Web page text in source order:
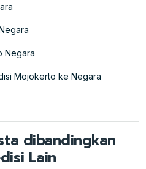
Negara
Mojokerto ke Negara
dibandingkan
Lain